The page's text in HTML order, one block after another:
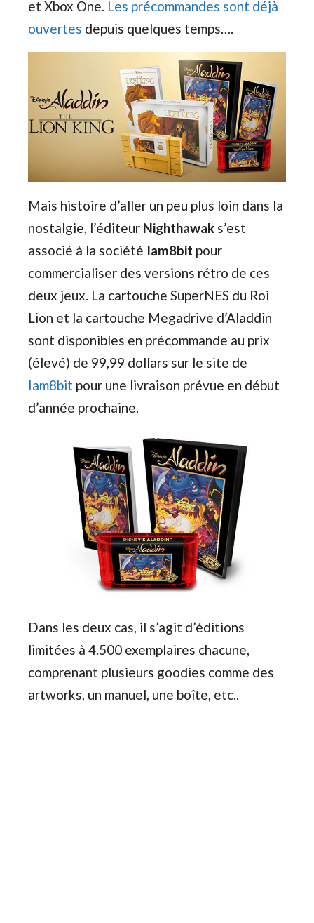
et Xbox One. Les précommandes sont déjà
ouvertes depuis quelques temps….
Mais histoire d’aller un peu plus loin dans la
nostalgie, l’éditeur Nighthawak s’est
associé à la société Iam8bit pour
commercialiser des versions rétro de ces
deux jeux. La cartouche SuperNES du Roi
Lion et la cartouche Megadrive d’Aladdin
sont disponibles en précommande au prix
(élevé) de 99,99 dollars sur le site de
Iam8bit pour une livraison prévue en début
d’année prochaine.
Dans les deux cas, il s’agit d’éditions
limitées à 4.500 exemplaires chacune,
comprenant plusieurs goodies comme des
artworks, un manuel, une boîte, etc..